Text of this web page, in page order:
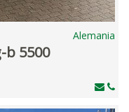
Alemania
b 5500